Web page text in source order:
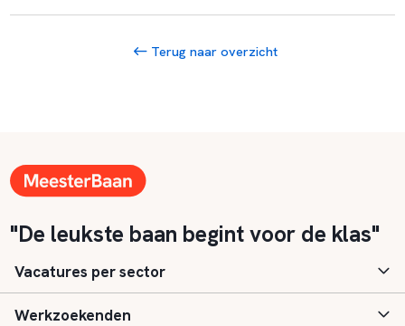
Terug naar overzicht
"De leukste baan begint voor de klas"
Vacatures per sector
Basisonderwijs
Werkzoekenden